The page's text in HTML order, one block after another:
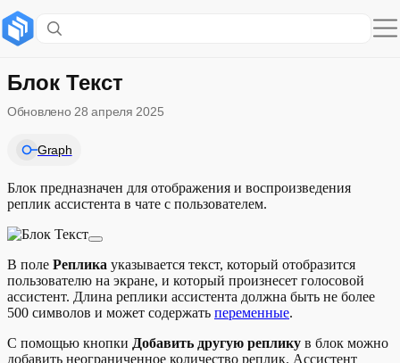
Автопрослушивание ответа
Форматирование текста
Настройка озвучивания ответа
Блок Текст
Обновлено 28 апреля 2025
Graph
Блок предназначен для отображения и воспроизведения
реплик ассистента в чате с пользователем.
В поле Реплика указывается текст, который отобразится
пользователю на экране, и который произнесет голосовой
ассистент. Длина реплики ассистента должна быть не более
500 символов и может содержать переменные.
С помощью кнопки Добавить другую реплику в блок можно
добавить неограниченное количество реплик. Ассистент